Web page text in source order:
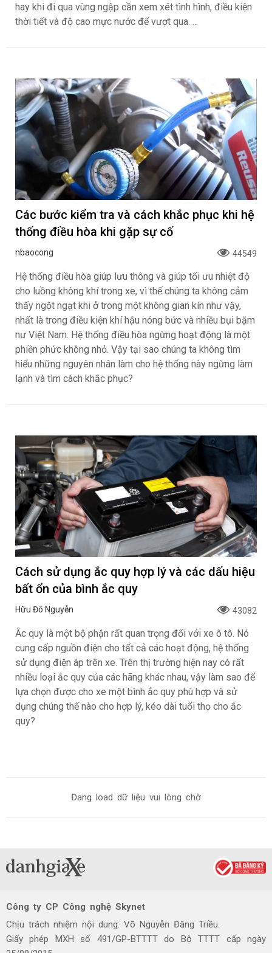
hay khi đi qua vùng ngập cần xem xét tình hình, điều kiện
thời tiết và độ cao mực nước để vượt qua. ...
Các bước kiểm tra và cách khắc phục khi hệ
thống điều hòa khi gặp sự cố
nbaocong 44549
Hệ thống điều hòa giúp lưu thông và giúp tối ưu nhiệt độ
cho luồng không khí trong xe, vì thế chúng ta không cảm
thấy ngột ngạt khi ở trong một không gian kín như vậy,
nhất là trong điều kiện khí hậu nóng bức và nhiều bụi bặm
nư Việt Nam. Hệ thống điều hòa ngừng hoạt động là một
phiền phức không nhỏ. Vậy tại sao chúng ta không tìm
hiểu những nguyên nhân làm cho hệ thống này ngừng làm
lạnh và tìm cách khắc phục?
Cách sử dụng ắc quy hợp lý và các dấu hiệu
bất ổn của bình ắc quy
Hữu Đô Nguyễn 43082
Ắc quy là một bộ phận rất quan trọng đối với xe ô tô. Nó
cung cấp nguồn điện cho tất cả các hoạt động, hệ thống
sử dụng điện áp trên xe. Trên thị trường hiện nay có rất
nhiều loại ắc quy của các hãng khác nhau, vậy làm sao để
lựa chọn được cho xe một bình ắc quy phù hợp và sử
dụng chúng thế nào cho hợp lý, kéo dài tuổi thọ cho ắc
quy?
Đang load dữ liệu vui lòng chờ
Công ty CP Công nghệ Skynet
Chịu trách nhiệm nội dung: Võ Nguyễn Đăng Triều.
Giấy phép MXH số 491/GP-BTTTT do Bộ TTTT cấp ngày